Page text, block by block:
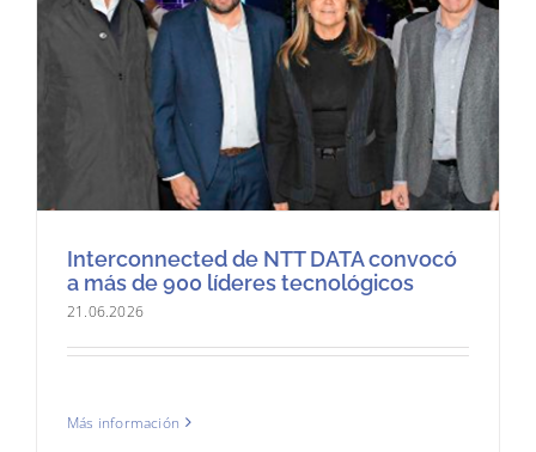
Interconnected de NTT DATA convocó
a más de 900 líderes tecnológicos
21.06.2026
Más información